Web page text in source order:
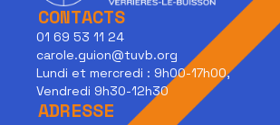
CONTACTS
01 69 53 11 24
carole.guion@tuvb.org
Lundi et mercredi : 9h00-17h00,
Vendredi 9h30-12h30
ADRESSE